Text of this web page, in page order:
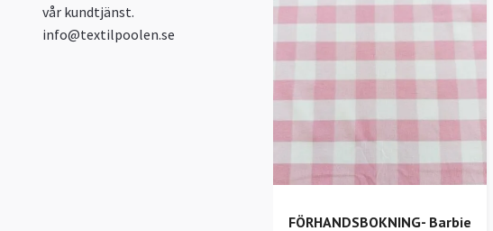
vår kundtjänst.
info@textilpoolen.se
FÖRHANDSBOKNING- Barbie